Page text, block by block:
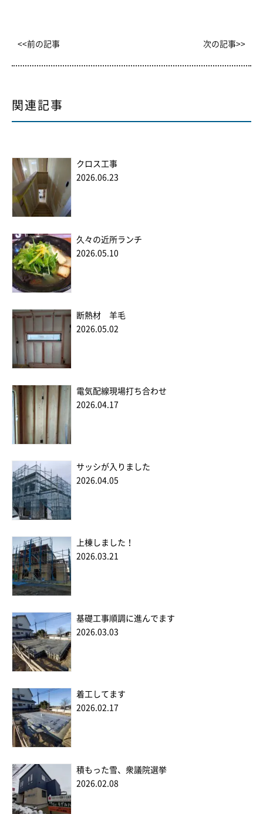
<<前の記事 次の記事>>
関連記事
クロス工事
2026.06.23
久々の近所ランチ
2026.05.10
断熱材 羊毛
2026.05.02
電気配線現場打ち合わせ
2026.04.17
サッシが入りました
2026.04.05
上棟しました！
2026.03.21
基礎工事順調に進んでます
2026.03.03
着工してます
2026.02.17
積もった雪、衆議院選挙
2026.02.08